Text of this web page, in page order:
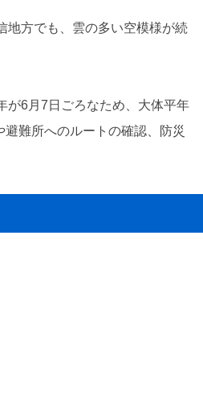
地方でも、雲の多い空模様が続
が6月7日ごろなため、大体平年
難所へのルートの確認、防災